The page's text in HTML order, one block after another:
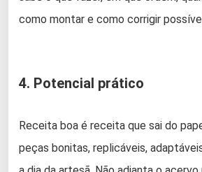
como montar e como corrigir
4. Potencial prático
Receita boa é receita que sai do
peças bonitas, replicáveis,